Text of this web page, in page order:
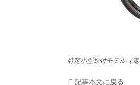
特定小型原付モデル（
記事本文に戻る